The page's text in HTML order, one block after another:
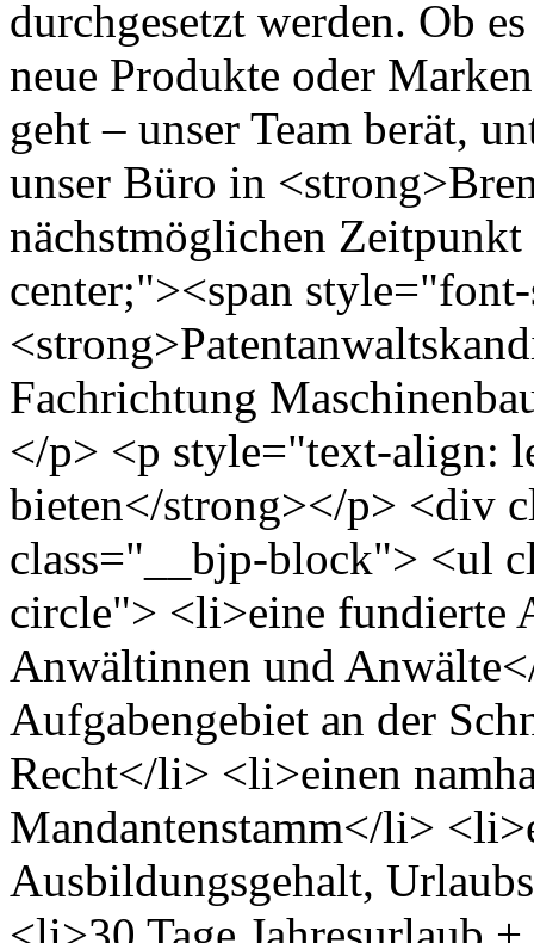
durchgesetzt werden. Ob
neue Produkte oder
geht – unser Team berät,
unser Büro in
nächstmöglichen
center;"><span
Fachrichtung
</p> <p style="text-align:
bieten</strong></p> <div
class="__bjp-block"> <ul
circle"> <li>eine fundierte
Anwältinnen und
Aufgabengebiet an der
Recht</li> <li>einen
Mandantenstamm</li>
Ausbildungsgehalt,